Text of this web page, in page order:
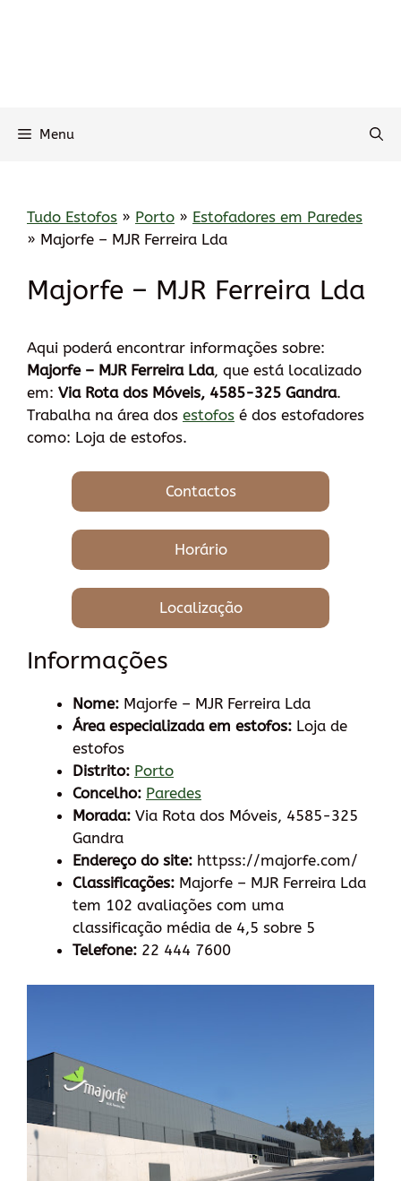
Menu
Tudo Estofos » Porto » Estofadores em Paredes
» Majorfe – MJR Ferreira Lda
Majorfe – MJR Ferreira Lda
Aqui poderá encontrar informações sobre:
Majorfe – MJR Ferreira Lda, que está localizado
em: Via Rota dos Móveis, 4585-325 Gandra.
Trabalha na área dos estofos é dos estofadores
como: Loja de estofos.
Contactos
Horário
Localização
Informações
Nome: Majorfe – MJR Ferreira Lda
Área especializada em estofos: Loja de
estofos
Distrito: Porto
Concelho: Paredes
Morada: Via Rota dos Móveis, 4585-325
Gandra
Endereço do site: httpss://majorfe.com/
Classificações: Majorfe – MJR Ferreira Lda
tem 102 avaliações com uma
classificação média de 4,5 sobre 5
Telefone: 22 444 7600